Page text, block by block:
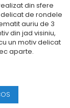
din sfere
de rondele
auriu de 3
din jad visiniu,
un motiv delicat
aparte.